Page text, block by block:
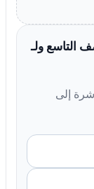
التاسع ولـ
إلى